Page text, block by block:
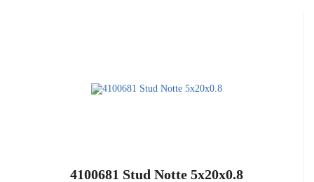
4100681 Stud Notte 5x20x0.8